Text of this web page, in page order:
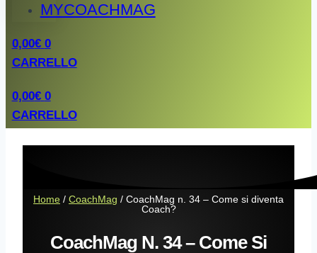
MYCOACHMAG
0,00€ 0
CARRELLO
0,00€ 0
CARRELLO
Home / CoachMag / CoachMag n. 34 – Come si diventa
Coach?
CoachMag N. 34 – Come Si